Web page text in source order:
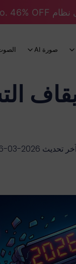
صورة AI
آخر تحديث 2026-03-26